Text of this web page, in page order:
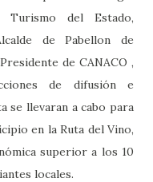
Turismo del Estado,
de Pabellon de
de CANACO ,
de difusión e
se llevaran a cabo para
en la Ruta del Vino,
superior a los 10
locales.